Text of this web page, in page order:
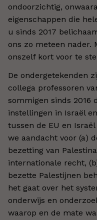
ondoorzichtig,
eigenschappen die
u sinds 2017
ons zo meteen nader.
onszelf kort voor te
De ondergetekenden
collega professoren
sommigen sinds 2016
instellingen in Israël
tussen de EU en
we aandacht voor (a)
bezetting van
internationale recht,
bezette Palestijnen
het gaat over het
onderwijs en
waarop en de mate